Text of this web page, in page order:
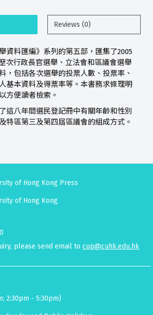
Reviews (0)
資料匯編》系列的第五部，匯集了2005
次行政長官選舉、立法會和區議會選舉
，包括各次選舉的投票人數、投票率、
基本資料及得票率等。本書務求條理明
方便讀者檢索。
這八年間選民登記冊中有關年齡和性別
特區第三及第四屆區議會的組成方式。
of Hong Kong Press
of Hong Kong
please send email to cup@cuhk.edu.hk
2:30pm - 5:30pm)